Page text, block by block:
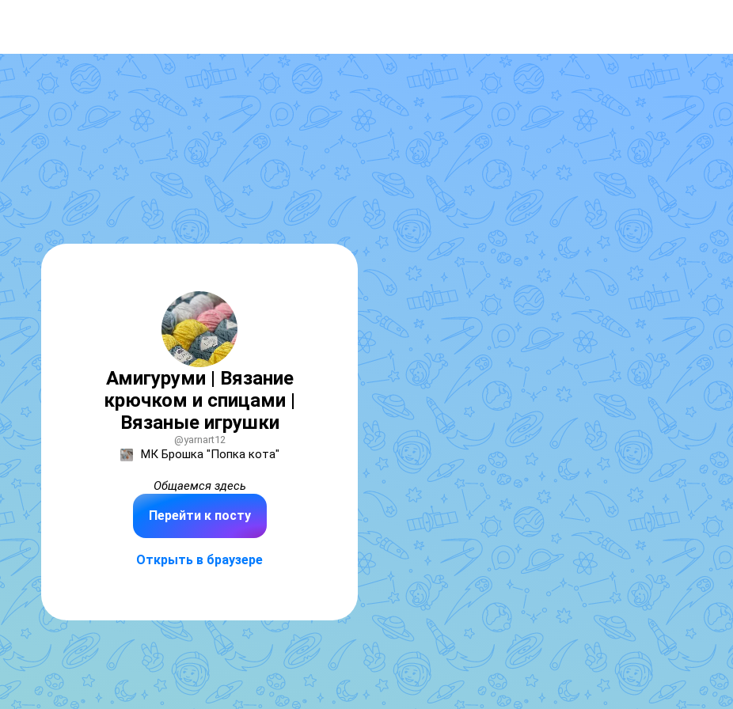
Амигуруми | Вязание
крючком и спицами |
Вязаные игрушки
@yarnart12
МК Брошка "Попка кота"
Общаемся здесь
Перейти к посту
Открыть в браузере